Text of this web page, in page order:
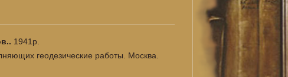
1941р.
геодезические работы. Москва.